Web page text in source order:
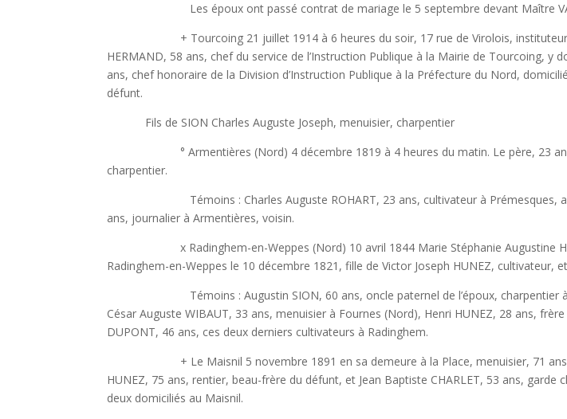
Les époux ont passé contrat de mariage le 5 septembre devant Maître
+ Tourcoing 21 juillet 1914 à 6 heures du soir, 17 rue de Virolois, instituteur,
HERMAND, 58 ans, chef du service de l’Instruction Publique à la Mairie de Tourcoing, y
ans, chef honoraire de la Division d’Instruction Publique à la Préfecture du Nord,
défunt.
Fils de SION Charles Auguste Joseph, menuisier, charpentier
° Armentières (Nord) 4 décembre 1819 à 4 heures du matin. Le père, 23 ans,
charpentier.
Témoins : Charles Auguste ROHART, 23 ans, cultivateur à Prémesques,
ans, journalier à Armentières, voisin.
x Radinghem-en-Weppes (Nord) 10 avril 1844 Marie Stéphanie Augustine
Radinghem-en-Weppes le 10 décembre 1821, fille de Victor Joseph HUNEZ, cultivateur,
Témoins : Augustin SION, 60 ans, oncle paternel de l’époux, charpentier à
César Auguste WIBAUT, 33 ans, menuisier à Fournes (Nord), Henri HUNEZ, 28 ans, frère
DUPONT, 46 ans, ces deux derniers cultivateurs à Radinghem.
+ Le Maisnil 5 novembre 1891 en sa demeure à la Place, menuisier, 71 ans
HUNEZ, 75 ans, rentier, beau-frère du défunt, et Jean Baptiste CHARLET, 53 ans, garde
deux domiciliés au Maisnil.